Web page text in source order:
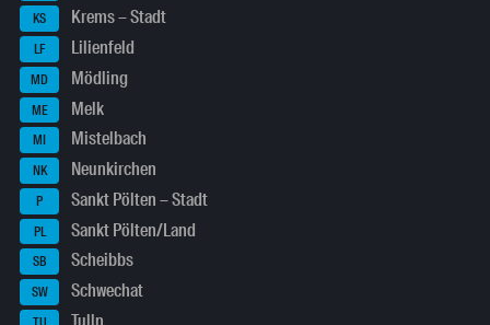
KS Krems – Stadt
LF Lilienfeld
MD Mödling
ME Melk
MI Mistelbach
NK Neunkirchen
P Sankt Pölten – Stadt
PL Sankt Pölten/Land
SB Scheibbs
SW Schwechat